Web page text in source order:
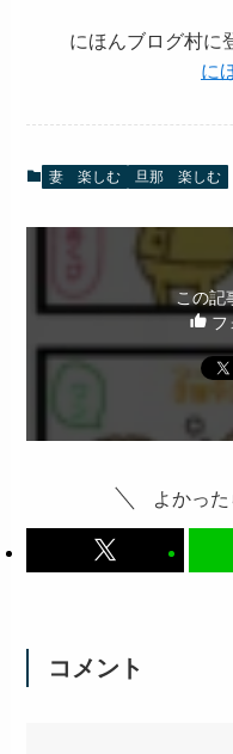
にほんブログ村に
に
妻 楽しむ 旦那 楽しむ
この記
フ
よかっ
コメント